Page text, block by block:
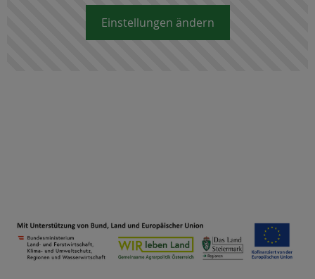
Einstellungen ändern